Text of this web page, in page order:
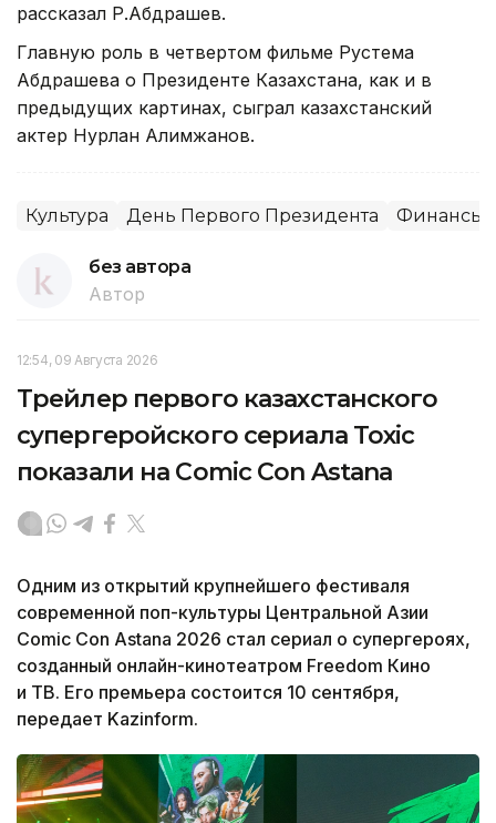
рассказал Р.Абдрашев.
Главную роль в четвертом фильме Рустема
Абдрашева о Президенте Казахстана, как и в
предыдущих картинах, сыграл казахстанский
актер Нурлан Алимжанов.
Культура День Первого Президента Финансы
без автора
Автор
12:54, 09 Августа 2026
Трейлер первого казахстанского
супергеройского сериала Toxic
показали на Comic Con Astana
Одним из открытий крупнейшего фестиваля
современной поп-культуры Центральной Азии
Comic Con Astana 2026 стал сериал о супергероях,
созданный онлайн-кинотеатром Freedom Кино
и ТВ. Его премьера состоится 10 сентября,
передает Kazinform.